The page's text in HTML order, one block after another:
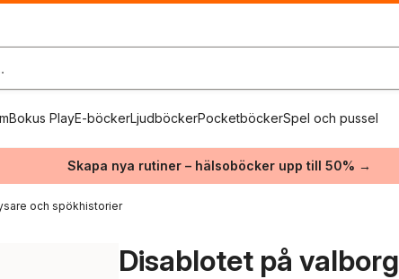
Bokus PlayE-böckerLjudböckerPocketböckerSpel och pussel
Skapa nya rutiner – hälsoböcker upp till 50% →
och spökhistorier
Disablotet på valborg